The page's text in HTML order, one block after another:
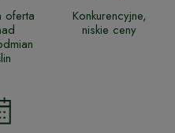
oferta
Konkurencyjne,
niskie ceny